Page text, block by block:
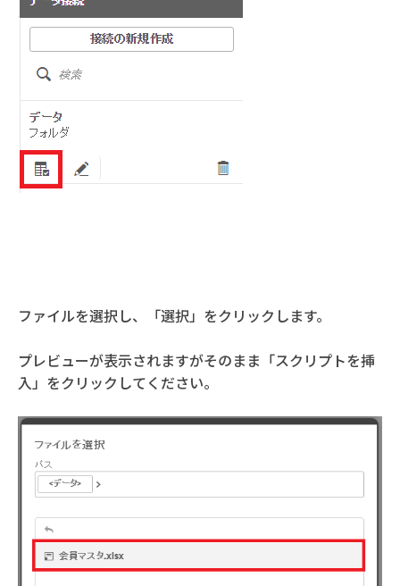
ファイルを選択し、「選択」をクリックします。
プレビューが表示されますがそのまま「スクリプトを挿
入」をクリックしてください。